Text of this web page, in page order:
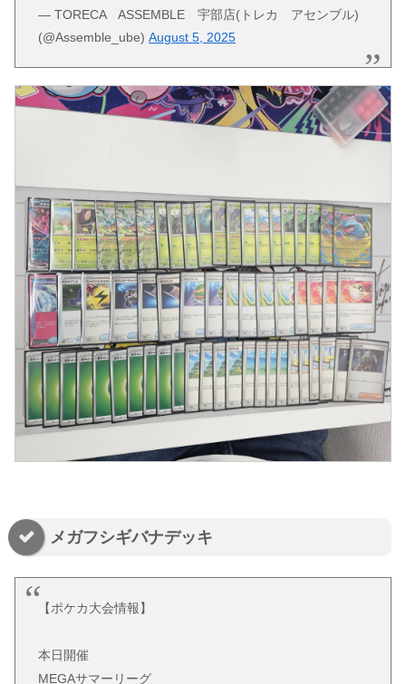
— TORECA ASSEMBLE 宇部店(トレカ アセンブル)
(@Assemble_ube)August 5, 2025
メガフシギバナデッキ
【ポケカ大会情報】
本日開催
MEGAサマーリーグ